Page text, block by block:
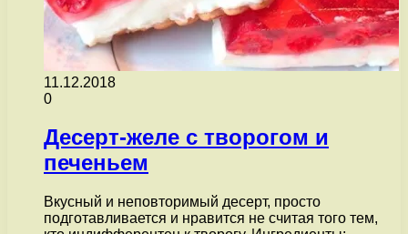
11.12.2018
0
Десерт-желе с творогом и
печеньем
Вкусный и неповторимый десерт, просто
подготавливается и нравится не считая того тем,